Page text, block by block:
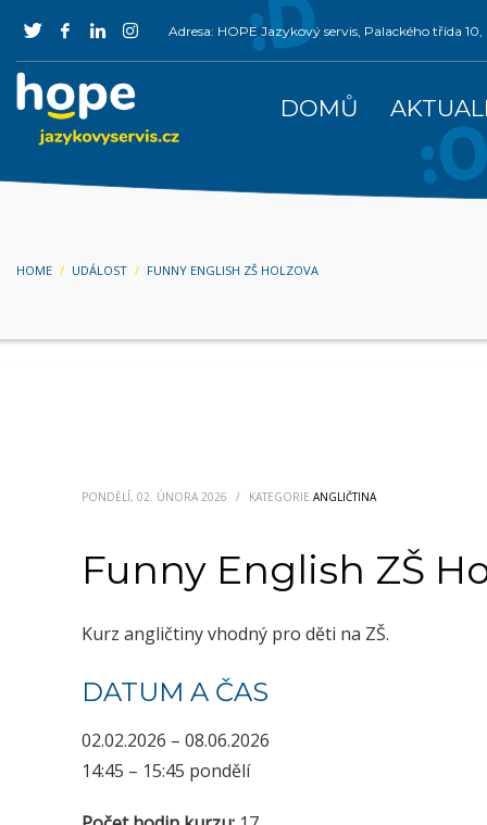
Adresa: HOPE Jazykový servis, Palackého třída
DOMŮ
HOME UDÁLOST FUNNY ENGLISH ZŠ HOLZOVA
PONDĚLÍ, 02. ÚNORA 2026 / KATEGORIE ANGLIČTINA
Funny English ZŠ
Kurz angličtiny vhodný pro děti na ZŠ.
DATUM A ČAS
02.02.2026 – 08.06.2026
14:45 – 15:45 pondělí